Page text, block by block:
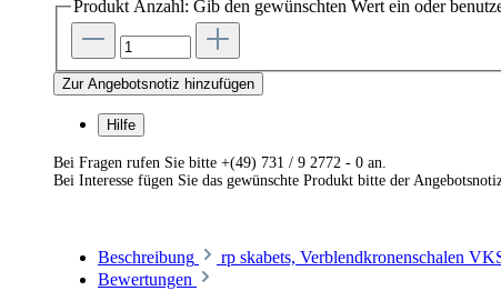
Produkt Anzahl: Gib den gewünschten Wert ein oder
Zur Angebotsnotiz hinzufügen
Hilfe
Bei Fragen rufen Sie bitte +(49) 731 / 9 2772 - 0 an.
Bei Interesse fügen Sie das gewünschte Produkt bitte der
Beschreibung
rp skabets, Verblendkronenschalen
Bewertungen